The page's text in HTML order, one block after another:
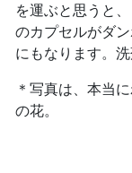
を運ぶと思うと
のカプセルがダ
にもなります。
＊写真は、本当
の花。